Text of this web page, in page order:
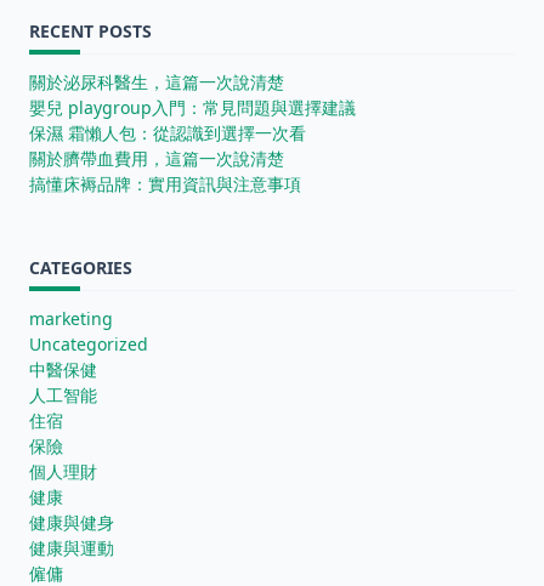
RECENT POSTS
關於泌尿科醫生，這篇一次說清楚
嬰兒 playgroup入門：常見問題與選擇建議
保濕 霜懶人包：從認識到選擇一次看
關於臍帶血費用，這篇一次說清楚
搞懂床褥品牌：實用資訊與注意事項
CATEGORIES
marketing
Uncategorized
中醫保健
人工智能
住宿
保險
個人理財
健康
健康與健身
健康與運動
僱傭